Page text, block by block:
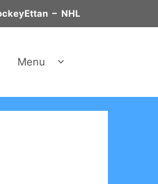
– NHL
Menu